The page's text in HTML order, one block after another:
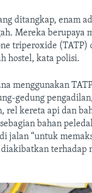
ditangkap, enam
Mereka berupaya
triperoxide (TATP)
hostel, kata polisi.
menggunakan
gedung
rel kereta api dan
bahan
jalan “untuk
terhadap